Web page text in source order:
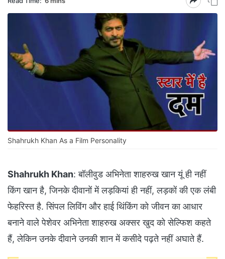
Shahrukh Khan As a Film Personality
Shahrukh Khan: बॉलीवुड अभिनेता शाहरुख खान यूं ही नहीं
किंग खान है, जिनके दीवानों में लड़कियां ही नहीं, लड़कों की एक लंबी
फेहरिस्त है. सिंपल लिविंग और हाई थिंकिंग को जीवन का आधार
बनाने वाले पेशेवर अभिनेता शाहरुख अक्सर खुद को सेल्फिश कहते
हैं, लेकिन उनके दीवाने उनकी शान में कसीदे पढ़ते नहीं अघाते हैं.